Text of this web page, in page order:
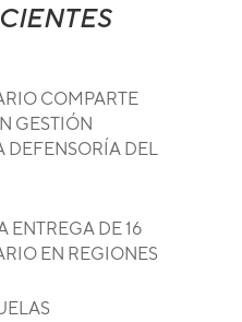
COMPARTE
GESTIÓN
DEL
ENTREGA DE 16
EN REGIONES